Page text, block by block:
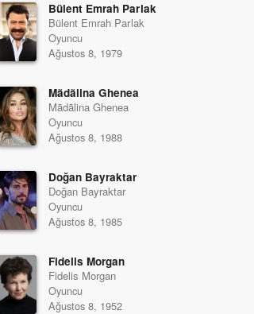
(2016)
Bülent Emrah Parlak
Bülent Emrah Parlak
Oyuncu
Ağustos 8, 1979
Mãdãlina Ghenea
Mãdãlina Ghenea
Oyuncu
Ağustos 8, 1988
Doğan Bayraktar
Doğan Bayraktar
Oyuncu
Ağustos 8, 1985
Fidelis Morgan
Fidelis Morgan
Oyuncu
Ağustos 8, 1952